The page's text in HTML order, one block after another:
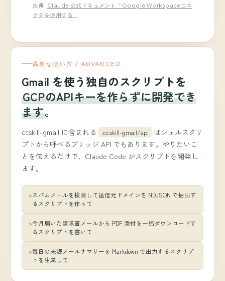
出典: Claude 公式ドキュメント「Google Workspaceコネ
クタを使用する」
高度な使い方 / ADVANCED
Gmail を使う独自のスクリプトを
GCPのAPIキーを作らずに開発でき
ます。
ccskill-gmail に含まれる .ccskill-gmail/api
はシェルスクリ
プトから呼べるブリッジ API でもあります。やりたいこ
とを伝えるだけで、Claude Code がスクリプトを開発し
ます。
スパムメールを検索して送信元ドメインを NDJSON で抽出す
るスクリプトを作って
今月届いた請求書メールから PDF 添付を一括ダウンロードす
るスクリプトを書いて
毎日の未読メールサマリーを Markdown で出力するスクリプ
トを生成して